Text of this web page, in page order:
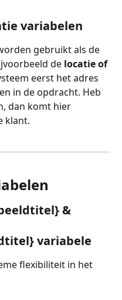
variabelen
gebruikt als de
de locatie of
eerst het adres
in de opdracht. Heb
dan komt hier
klant.
&
variabele
flexibiliteit in het